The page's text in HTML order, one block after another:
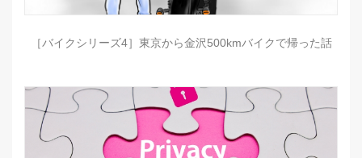
［バイクシリーズ4］東京から金沢500kmバイクで帰った話